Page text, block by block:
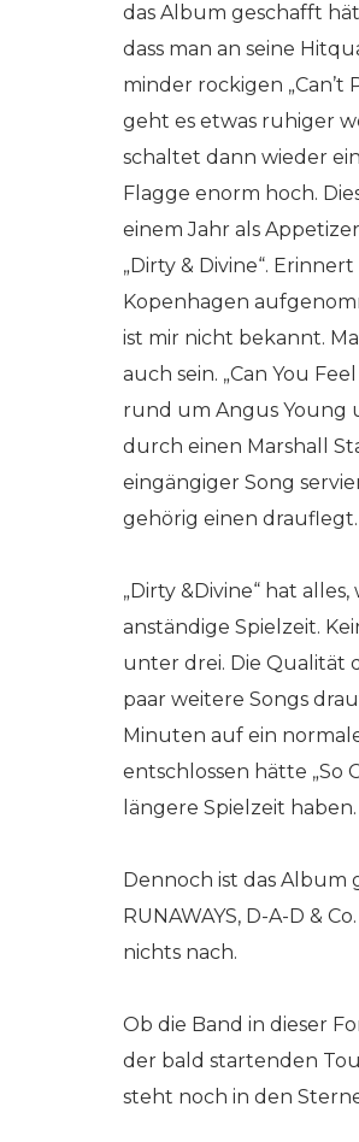
das Album geschafft
dass man an seine
minder rockigen „Can’t
geht es etwas ruhiger
schaltet dann wieder
Flagge enorm hoch.
einem Jahr als
„Dirty & Divine“.
Kopenhagen
ist mir nicht bekannt.
auch sein. „Can You
rund um Angus Young
durch einen Marshall
eingängiger Song
gehörig einen drauflegt.
„Dirty &Divine“ hat
anständige Spielzeit.
unter drei. Die Qualität
paar weitere Songs
Minuten auf ein
entschlossen hätte „So
längere Spielzeit haben.
Dennoch ist das Album
RUNAWAYS, D-A-D &
nichts nach.
Ob die Band in dieser
der bald startenden
steht noch in den